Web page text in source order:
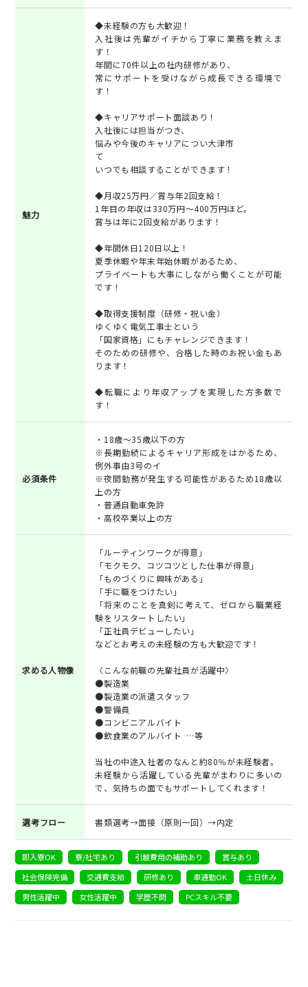
魅力
◆未経験の方も大歓迎！
入社後は先輩がイチから丁寧に業務を教えま
す！
年間に70件以上の社内研修があり、
常にサポートを受けながら成長できる環境で
す！
◆キャリアサポート面談あり！
入社後には担当がつき、
悩みや今後のキャリアについ大津市
て
いつでも相談することができます！
◆月収25万円／賞与年2回支給！
1年目の年収は330万円～400万円ほど。
賞与は年に2回支給があります！
◆年間休日120日以上！
夏季休暇や年末年始休暇があるため、
プライベートも大事にしながら働くことが可能
です！
◆取得支援制度（研修・祝い金）
ゆくゆく電気工事士という
「国家資格」にもチャレンジできます！
そのための研修や、合格した時のお祝い金もあ
ります！
◆転職により年収アップを実現した方多数で
す！
必須条件
・18歳～35歳以下の方
※長期勤続によるキャリア形成をはかるため、
例外事由3号のイ
※夜間勤務が発生する可能性があるため18歳以
上の方
・普通自動車免許
・高校卒業以上の方
求める人物像
「ルーティンワークが得意」
「モクモク、コツコツとした仕事が得意」
「ものづくりに興味がある」
「手に職をつけたい」
「将来のことを真剣に考えて、ゼロから職業経
験をリスタートしたい」
「正社員デビューしたい」
などとお考えの未経験の方も大歓迎です！
〈こんな前職の先輩社員が活躍中〉
●製造業
●製造業の派遣スタッフ
●警備員
●コンビニアルバイト
●飲食業のアルバイト …等
当社の中途入社者のなんと約80％が未経験者。
未経験から活躍している先輩がまわりに多いの
で、気持ちの面でもサポートしてくれます！
選考フロー 書類選考→面接（原則一回）→内定
即入寮OK 寮/社宅あり 引越費用の補助あり
賞与あり
社会保険完備
交通費支給 研修あり 車通勤OK
土日休み
男性活躍中
女性活躍中 学歴不問 PCスキル不要